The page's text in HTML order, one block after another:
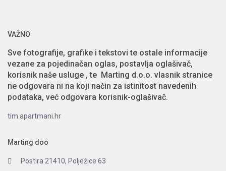
VAŽNO
Sve fotografije, grafike i tekstovi te ostale informacije
vezane za pojedinačan oglas, postavlja oglašivač,
korisnik naše usluge , te Marting d.o.o. vlasnik stranice
ne odgovara ni na koji način za istinitost navedenih
podataka, već odgovara korisnik-oglašivač.
tim.apartmani.hr
Marting doo
Postira 21410, Polježice 63